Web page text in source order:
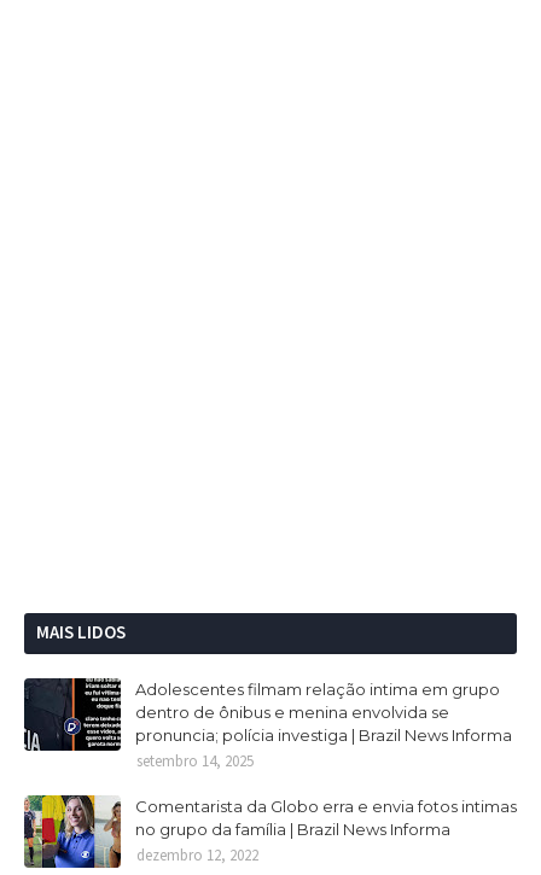
MAIS LIDOS
Adolescentes filmam relação intima em grupo
dentro de ônibus e menina envolvida se
pronuncia; polícia investiga | Brazil News Informa
setembro 14, 2025
Comentarista da Globo erra e envia fotos intimas
no grupo da família | Brazil News Informa
dezembro 12, 2022